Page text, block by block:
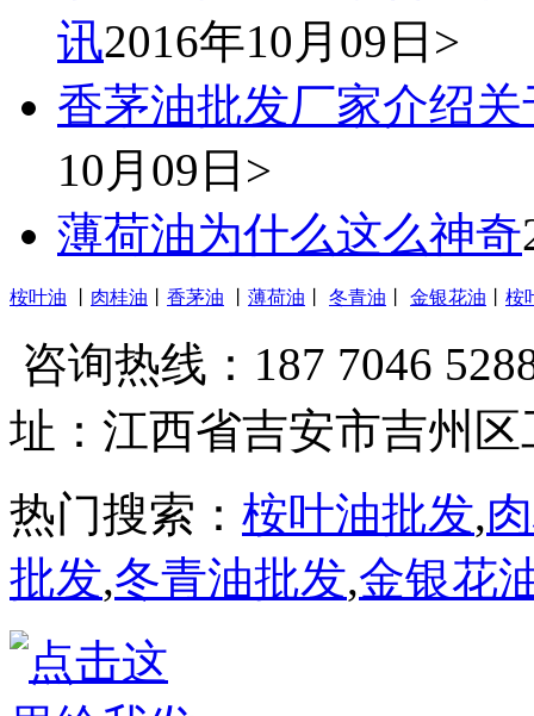
讯2016年10月09日>
香茅油批发厂家介绍
10月09日>
薄荷油为什么这么神奇
桉叶油 肉桂油 香茅油 薄荷油 冬青油 金银花油 桉
咨询热线：187 7046
址：江西省吉安市吉州
热门搜索： 桉叶油批发,
批发,冬青油批发,金银花